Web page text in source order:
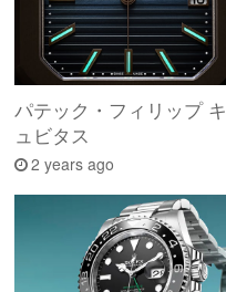
パテック・フィリップ キ
ュビタス
2 years ago